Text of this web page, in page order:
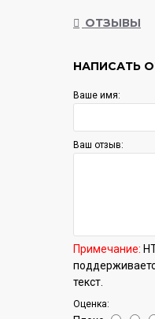
25 км/ч
ОТЗЫВЫ
НАПИСАТЬ
Ваше имя:
Ваш отзыв:
Примечание:
текст.
Оценка: